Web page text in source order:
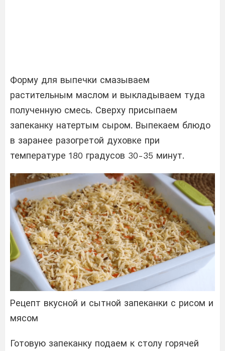
Форму для выпечки смазываем
растительным маслом и выкладываем туда
полученную смесь. Сверху присыпаем
запеканку натертым сыром. Выпекаем блюдо
в заранее разогретой духовке при
температуре 180 градусов 30-35 минут.
Рецепт вкусной и сытной запеканки с рисом и
мясом
Готовую запеканку подаем к столу горячей